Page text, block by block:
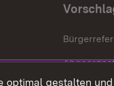
optimal gestalten